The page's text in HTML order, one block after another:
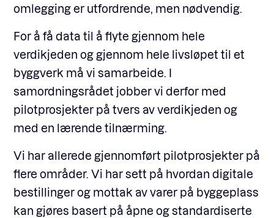
omlegging er utfordrende, men nødvendig.
For å få data til å flyte gjennom hele
verdikjeden og gjennom hele livsløpet til et
byggverk må vi samarbeide. I
samordningsrådet jobber vi derfor med
pilotprosjekter på tvers av verdikjeden og
med en lærende tilnærming.
Vi har allerede gjennomført pilotprosjekter på
flere områder. Vi har sett på hvordan digitale
bestillinger og mottak av varer på byggeplass
kan gjøres basert på åpne og standardiserte